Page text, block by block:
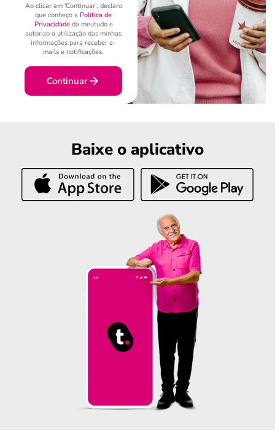
Ao clicar em 'Continuar', declaro
que conheço a Política de
Privacidadeda meutudo e
autorizo a utilização das minhas
informações para receber e-
mails e notificações.
Continuar
Baixe o aplicativo